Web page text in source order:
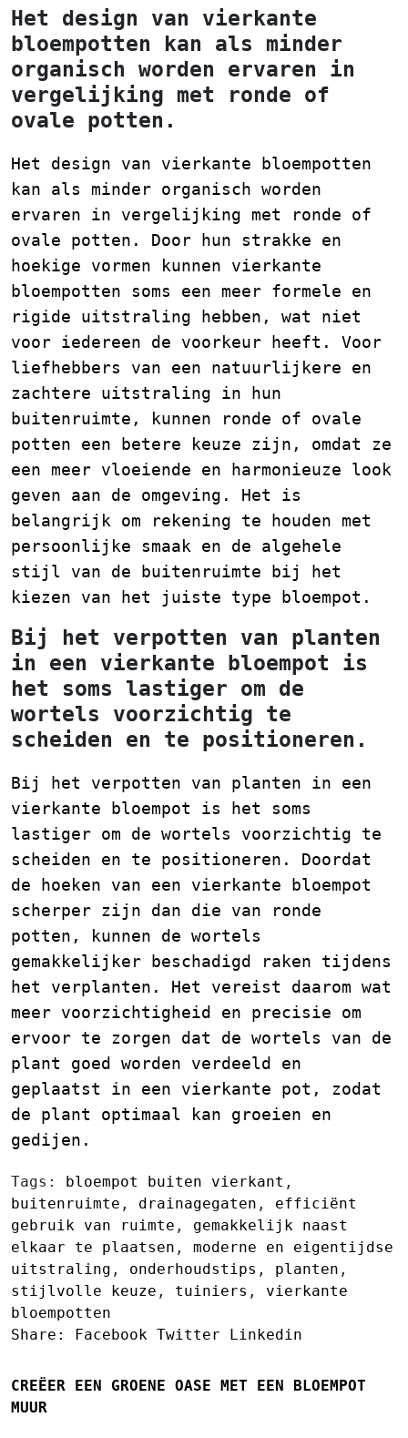
Het design van vierkante
bloempotten kan als minder
organisch worden ervaren in
vergelijking met ronde of
ovale potten.
Het design van vierkante bloempotten
kan als minder organisch worden
ervaren in vergelijking met ronde of
ovale potten. Door hun strakke en
hoekige vormen kunnen vierkante
bloempotten soms een meer formele en
rigide uitstraling hebben, wat niet
voor iedereen de voorkeur heeft. Voor
liefhebbers van een natuurlijkere en
zachtere uitstraling in hun
buitenruimte, kunnen ronde of ovale
potten een betere keuze zijn, omdat ze
een meer vloeiende en harmonieuze look
geven aan de omgeving. Het is
belangrijk om rekening te houden met
persoonlijke smaak en de algehele
stijl van de buitenruimte bij het
kiezen van het juiste type bloempot.
Bij het verpotten van planten
in een vierkante bloempot is
het soms lastiger om de
wortels voorzichtig te
scheiden en te positioneren.
Bij het verpotten van planten in een
vierkante bloempot is het soms
lastiger om de wortels voorzichtig te
scheiden en te positioneren. Doordat
de hoeken van een vierkante bloempot
scherper zijn dan die van ronde
potten, kunnen de wortels
gemakkelijker beschadigd raken tijdens
het verplanten. Het vereist daarom wat
meer voorzichtigheid en precisie om
ervoor te zorgen dat de wortels van de
plant goed worden verdeeld en
geplaatst in een vierkante pot, zodat
de plant optimaal kan groeien en
gedijen.
Tags: bloempot buiten vierkant ,
buitenruimte , drainagegaten , efficiënt
gebruik van ruimte , gemakkelijk naast
elkaar te plaatsen , moderne en eigentijdse
uitstraling , onderhoudstips , planten ,
stijlvolle keuze , tuiniers , vierkante
bloempotten
Share:
Facebook Twitter Linkedin
CREËER EEN GROENE OASE MET EEN BLOEMPOT
MUUR